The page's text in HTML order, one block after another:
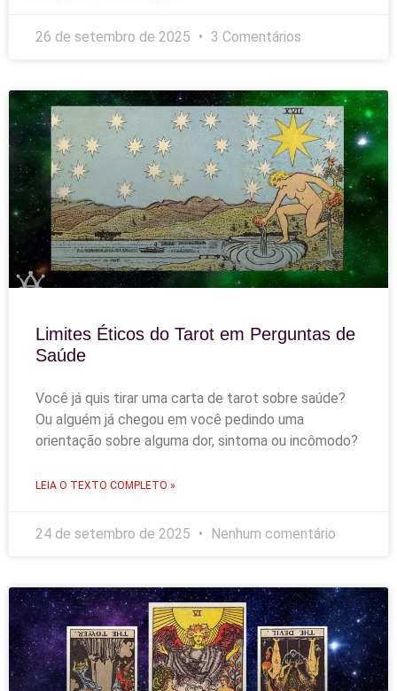
26 de setembro de 2025 3 Comentários
Limites Éticos do Tarot em Perguntas de
Saúde
Você já quis tirar uma carta de tarot sobre saúde?
Ou alguém já chegou em você pedindo uma
orientação sobre alguma dor, sintoma ou incômodo?
LEIA O TEXTO COMPLETO »
24 de setembro de 2025 Nenhum comentário